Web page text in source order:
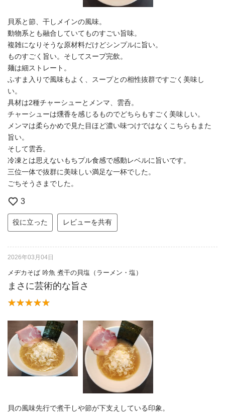
貝系と節、干しメインの風味。
動物系とも融合していてものすごい旨味。
複雑になりそうな原材料だけどシンプルに旨い。
ものすごく旨い。そしてスープ完飲。
麺は細ストレート。
ふすま入りで風味もよく、スープとの相性抜群ですごく美味し
い。
具材は2種チャーシューとメンマ、雲呑。
チャーシューは燻香を感じるものでどちらもすごく美味しい。
メンマは柔らかめで見た目ほど濃い味つけではなくこちらもまた
旨い。
そして雲呑。
冷凍とは思えないもちプル食感で感動レベルに旨いです。
三位一体で抜群に美味しい満足な一杯でした。
ごちそうさまでした。
3
役に立った レビューを共有
2026年03月04日
メヂカそば 吟魚 煮干の貝塩（ラーメン・塩）
まさに芸術的な旨さ
貝の風味先行で煮干しや節が下支えしている印象。